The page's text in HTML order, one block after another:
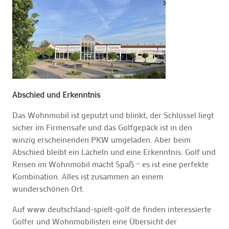
Abschied und Erkenntnis
Das Wohnmobil ist geputzt und blinkt, der Schlüssel liegt
sicher im Firmensafe und das Golfgepäck ist in den
winzig erscheinenden PKW umgeladen. Aber beim
Abschied bleibt ein Lächeln und eine Erkenntnis: Golf und
Reisen im Wohnmobil macht Spaß – es ist eine perfekte
Kombination. Alles ist zusammen an einem
wunderschönen Ort.
Auf www.deutschland-spielt-golf.de finden interessierte
Golfer und Wohnmobilisten eine Übersicht der